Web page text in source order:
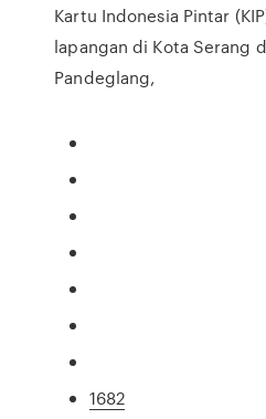
Kartu Indonesia Pintar
lapangan di Kota Serang
Pandeglang,
1682